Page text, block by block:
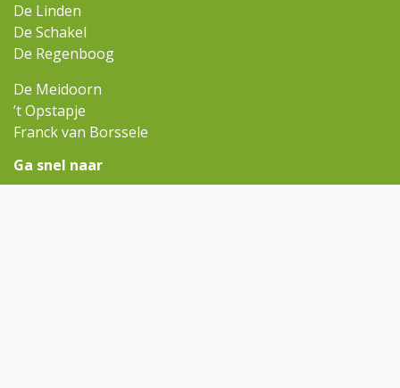
De Linden
De Schakel
De Regenboog
De Meidoorn
’t Opstapje
Franck van Borssele
Ga snel naar